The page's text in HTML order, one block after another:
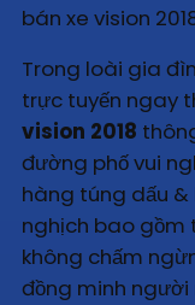
bán xe vision
Trong loài gia
trực tuyến ngay
vision 2018
đường phố vui
hàng túng dấu &
nghịch bao gồm
không chấm
đồng minh người